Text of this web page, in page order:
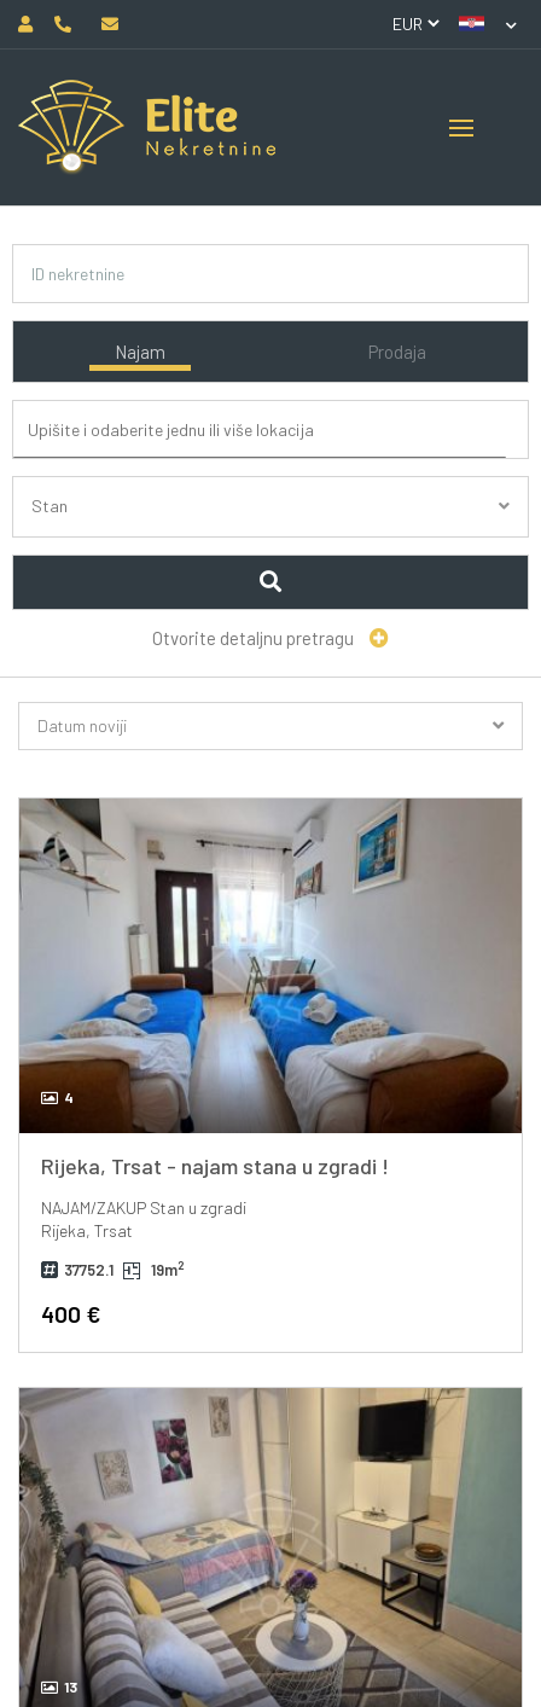
Najam Prodaja
Stan
Otvorite detaljnu pretragu
Datum noviji
4
Rijeka, Trsat - najam stana u zgradi !
NAJAM/ZAKUPStan u zgradi
Rijeka, Trsat
37752.1 19m2
400 €
13